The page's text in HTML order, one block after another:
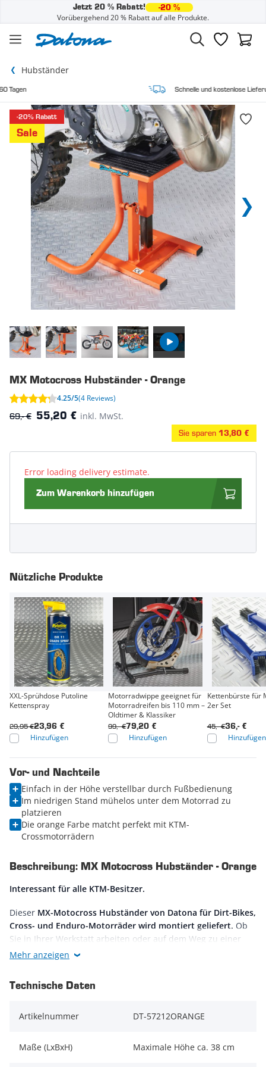
Jetzt 20 % Rabatt! -20 %
Vorübergehend 20 % Rabatt auf alle Produkte.
Hubständer
Schnelle und kostenlose Lieferung
-20% Rabatt
Sale
MX Motocross Hubständer - Orange
4.25/5(4 Reviews)
69,- € 55,20 € inkl. MwSt.
Sie sparen 13,80 €
Error loading delivery estimate.
Zum Warenkorb hinzufügen
Nützliche Produkte
XXL-Sprühdose Putoline
Kettenspray
23,96 €
29,95 €
Hinzufügen
Motorradwippe geeignet für
Motorradreifen bis 110 mm –
Oldtimer & Klassiker
79,20 €
99,- €
Hinzufügen
Kettenbürste für
2er Set
36,- €
45,- €
Hinzufügen
Vor- und Nachteile
Einfach in der Höhe verstellbar durch Fußbedienung
Im niedrigen Stand mühelos unter dem Motorrad zu
platzieren
Die orange Farbe matcht perfekt mit KTM-
Crossmotorrädern
Beschreibung: MX Motocross Hubständer - Orange
Interessant für alle KTM-Besitzer.
Dieser MX-Motocross Hubständer von Datona für Dirt-Bikes,
Cross- und Enduro-Motorräder wird montiert geliefert. Ob
Sie in Ihrer Werkstatt arbeiten oder auf dem Weg zu einer
Rennveranstaltung, dieser Hubständer ist
bei uns erhältlich.
Dieser Hebebock ist
unentbehrlich für den Einsatz im
Konstruktion und die gummibeschichtete Auflagefläche(30 x
Mehr anzeigen
Technische Daten
Artikelnummer DT-57212ORANGE
Maße (LxBxH) Maximale Höhe ca. 38 cm